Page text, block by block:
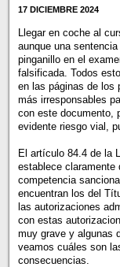
17 DICIEMBRE 2024
Llegar en coche al
aunque una
pinganillo en el
falsificada. Todos
en las páginas de los
más irresponsables
con este documento,
evidente riesgo vial,
El artículo 84.4 de la
establece claramente
competencia
encuentran los del
las autorizaciones
con estas
muy grave y algunas
veamos cuáles son
consecuencias.